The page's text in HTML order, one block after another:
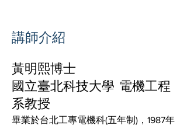
講師介紹
黃明熙博士
國立臺北科技大學 電機工程
系教授
畢業於台北工專電機科(五年制)，1987年